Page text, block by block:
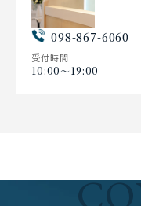
098-867-6060
受付時間
10:00〜19:00